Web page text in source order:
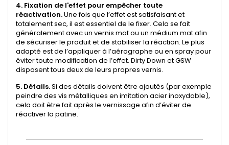
4. Fixation de l'effet pour empêcher toute
réactivation.Une fois que l’effet est satisfaisant et
totalement sec, il est essentiel de le fixer. Cela se fait
généralement avec un vernis mat ou un médium mat afin
de sécuriser le produit et de stabiliser la réaction. Le plus
adapté est de l’appliquer à l’aérographe ou en spray pour
éviter toute modification de l’effet. Dirty Down et GSW
disposent tous deux de leurs propres vernis.
5. Détails.Si des détails doivent être ajoutés (par exemple
peindre des vis métalliques en imitation acier inoxydable),
cela doit être fait après le vernissage afin d’éviter de
réactiver la patine.